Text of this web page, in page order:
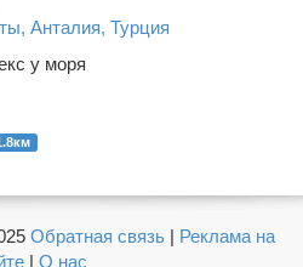
Анталия, Турция
у моря
Обратная связь| Реклама на
| О нас